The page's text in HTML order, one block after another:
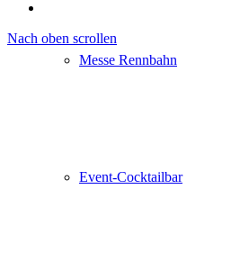
Messe Rennbahn
Event-Cocktailbar
Nach oben scrollen